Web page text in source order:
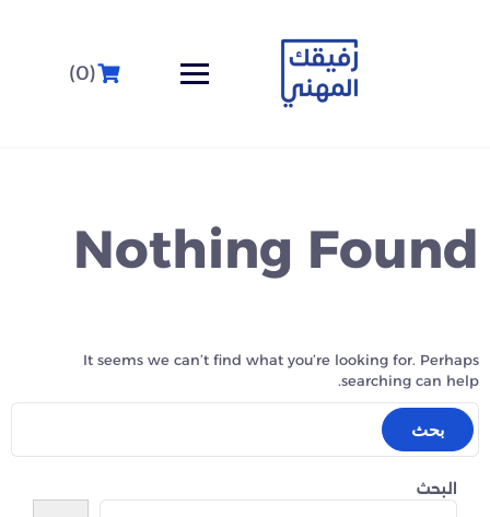
(0)
Nothing Found
It seems we can’t find what you’re looking for. Perhaps
searching can help.
البحث